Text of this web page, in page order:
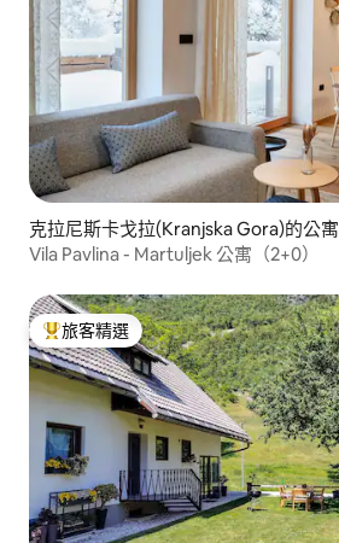
克拉尼斯卡戈拉(Kranjska Gora)的公寓
Vila Pavlina - Martuljek 公寓（2+0）
旅客精選榜首
旅客精選